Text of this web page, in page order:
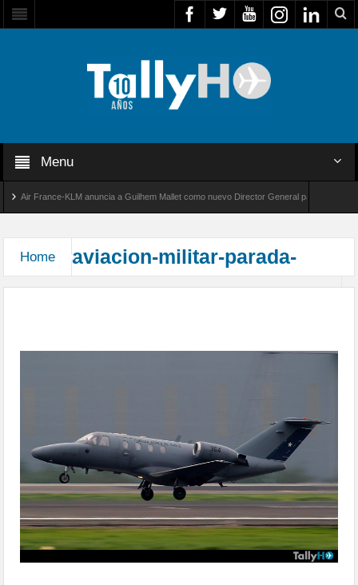
Menu
Air France-KLM anuncia a Guilhem Mallet como nuevo Director General para América
Home aviacion-militar-parada-